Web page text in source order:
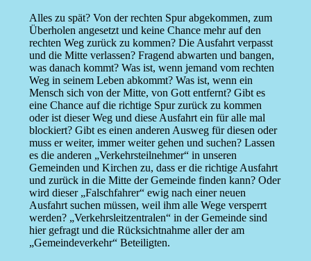
Alles zu spät? Von der rechten Spur abgekommen, zum
Überholen angesetzt und keine Chance mehr auf den
rechten Weg zurück zu kommen? Die Ausfahrt verpasst
und die Mitte verlassen? Fragend abwarten und bangen,
was danach kommt? Was ist, wenn jemand vom rechten
Weg in seinem Leben abkommt? Was ist, wenn ein
Mensch sich von der Mitte, von Gott entfernt? Gibt es
eine Chance auf die richtige Spur zurück zu kommen
oder ist dieser Weg und diese Ausfahrt ein für alle mal
blockiert? Gibt es einen anderen Ausweg für diesen oder
muss er weiter, immer weiter gehen und suchen? Lassen
es die anderen „Verkehrsteilnehmer“ in unseren
Gemeinden und Kirchen zu, dass er die richtige Ausfahrt
und zurück in die Mitte der Gemeinde finden kann? Oder
wird dieser „Falschfahrer“ ewig nach einer neuen
Ausfahrt suchen müssen, weil ihm alle Wege versperrt
werden? „Verkehrsleitzentralen“ in der Gemeinde sind
hier gefragt und die Rücksichtnahme aller der am
„Gemeindeverkehr“ Beteiligten.